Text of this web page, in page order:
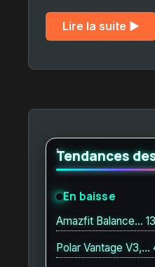
Lire la suite ▶︎
Tendances
En baisse
Amazfit Balance…
Polar Vantage